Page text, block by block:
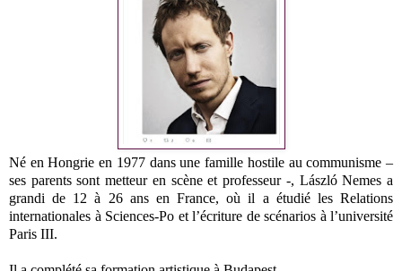
Né en Hongrie en 1977 dans une famille hostile au communisme –
ses parents sont metteur en scène et professeur -, László Nemes a
grandi de 12 à 26 ans en France, où il a étudié les Relations
internationales à Sciences-Po et l’écriture de scénarios à l’université
Paris III.